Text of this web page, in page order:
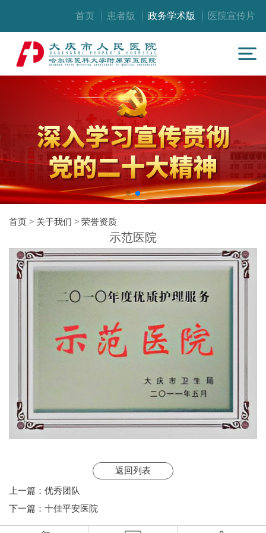
首页 患者版 政务学术版 医院宣传片
首页 > 关于我们 >荣誉资质
示范医院
返回列表
上一篇：优秀团队
下一篇：十佳平安医院